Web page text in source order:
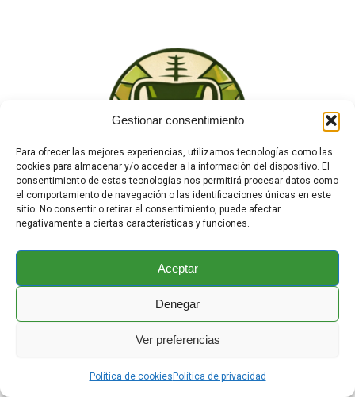
Gestionar consentimiento
Para ofrecer las mejores experiencias, utilizamos tecnologías como las
cookies para almacenar y/o acceder a la información del dispositivo. El
consentimiento de estas tecnologías nos permitirá procesar datos como
el comportamiento de navegación o las identificaciones únicas en este
sitio. No consentir o retirar el consentimiento, puede afectar
negativamente a ciertas características y funciones.
Aceptar
Denegar
Ver preferencias
Política de cookies Política de privacidad
¿Quiénes Somos?
Enciclopedia Animal
Astra |Aviso Legal|Política de Privacidad